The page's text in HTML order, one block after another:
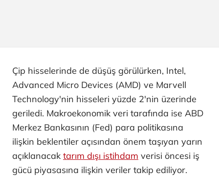
Çip hisselerinde de düşüş görülürken, Intel,
Advanced Micro Devices (AMD) ve Marvell
Technology'nin hisseleri yüzde 2'nin üzerinde
geriledi. Makroekonomik veri tarafında ise ABD
Merkez Bankasının (Fed) para politikasına
ilişkin beklentiler açısından önem taşıyan yarın
açıklanacak tarım dışı istihdam verisi öncesi iş
gücü piyasasına ilişkin veriler takip ediliyor.